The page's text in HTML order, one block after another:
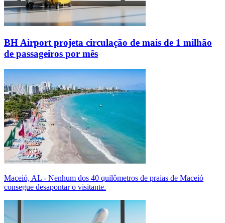
BH Airport projeta circulação de mais de 1 milhão
de passageiros por mês
Maceió, AL - Nenhum dos 40 quilômetros de praias de Maceió
consegue desapontar o visitante.